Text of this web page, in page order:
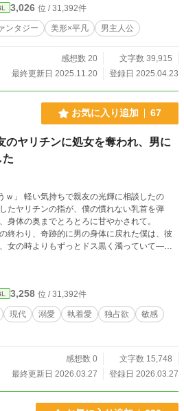
3,026 位 / 31,392件
ンタジー 美形×平凡 男主人公
感想数 20
文字数 39,915
最終更新日 2025.11.20
登録日 2025.04.23
お気に入り追加 67
のヤリチンに処女を奪われ、男に
た
ｗ」 軽い気持ちで親友の光輝に相談したの
たヤリチンの指が、僕の慣れない乳首を弾
身体の奥までとろとろに甘やかされて。
終わり、奇跡的に男の身体に戻れた僕は、彼
女の時よりもずっとドス黒く濁っていて―
独占するｗ ※ムーンライトノベ
3,258 位 / 31,392件
現代 溺愛 執着愛 独占欲
敏感
感想数 0
文字数 15,748
最終更新日 2026.03.27
登録日 2026.03.27